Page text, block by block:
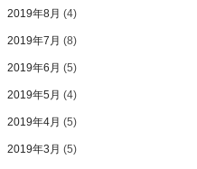
2019年8月 (4)
2019年7月 (8)
2019年6月 (5)
2019年5月 (4)
2019年4月 (5)
2019年3月 (5)